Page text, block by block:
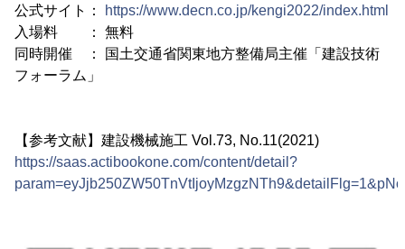
公式サイト：
https://www.decn.co.jp/kengi2022/index.html
入場料 ： 無料
同時開催 ： 国土交通省関東地方整備局主催「建設技術
フォーラム」
【参考文献】建設機械施工 Vol.73, No.11(2021)
https://saas.actibookone.com/content/detail?